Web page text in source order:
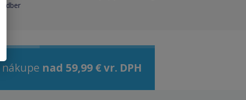
nákupe nad 59,99 € vr. DPH